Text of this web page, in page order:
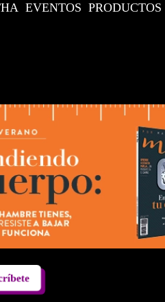
EVENTOS PRODUCTOS